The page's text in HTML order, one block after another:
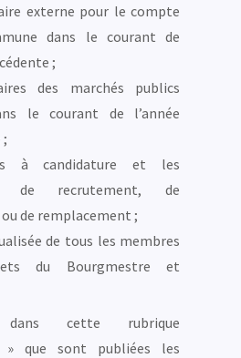
externe pour le compte
dans le courant de
;
des marchés publics
le courant de l’année
à candidature et les
de recrutement, de
de remplacement ;
de tous les membres
du Bourgmestre et
cette rubrique
» que sont publiées les